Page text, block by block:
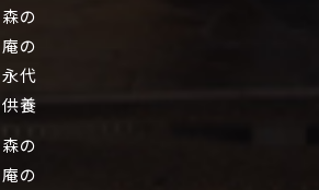
森の
庵の
永代
供養
森の
庵の